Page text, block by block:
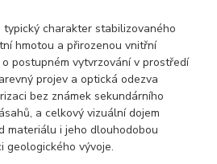
typický charakter stabilizovaného
hmotou a přirozenou vnitřní
postupném vytvrzování v prostředí
projev a optická odezva
bez známek sekundárního
a celkový vizuální dojem
materiálu i jeho dlouhodobou
geologického vývoje.